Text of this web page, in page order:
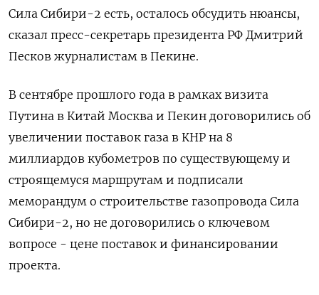
Сила Сибири-2 есть, осталось обсудить ‌нюансы,
сказал пресс-секретарь президента РФ Дмитрий
Песков журналистам в Пекине.
В сентябре прошлого ​года в ​рамках ​визита
Путина ⁠в Китай Москва и ‌Пекин договорились об
увеличении ‌поставок газа в КНР на 8
миллиардов ​кубометров по существующему и
‌строящемуся маршрутам и подписали
меморандум о ​строительстве газопровода Сила
Сибири-2, но не ‌договорились о ключевом
вопросе - цене поставок и финансировании
проекта.